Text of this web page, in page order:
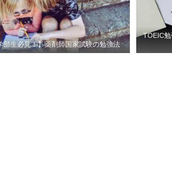
部生必見！】薬剤師国家試験の勉強法
TOEIC